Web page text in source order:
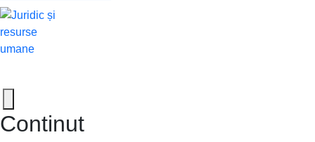
Continut